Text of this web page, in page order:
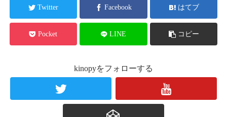
Twitter Facebook はてブ
Pocket LINE コピー
kinopyをフォローする